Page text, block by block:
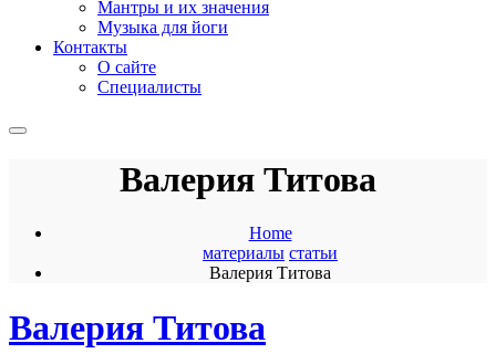
Мантры и их значения
Музыка для йоги
Контакты
О сайте
Специалисты
Валерия Титова
Home
материалы статьи
Валерия Титова
Валерия Титова